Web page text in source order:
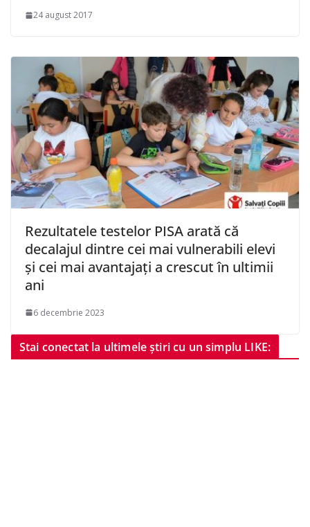
24 august 2017
Rezultatele testelor PISA arată că
decalajul dintre cei mai vulnerabili elevi
şi cei mai avantajaţi a crescut în ultimii
ani
6 decembrie 2023
Stai conectat la ultimele știri cu un simplu LIKE: